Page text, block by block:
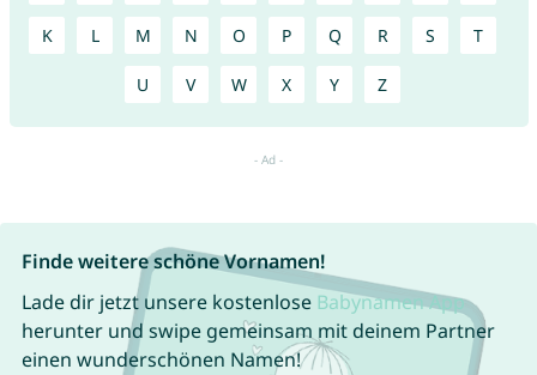
K L M N O P Q R S T
U V W X Y Z
Finde weitere schöne Vornamen!
Lade dir jetzt unsere kostenlose Babynamen App
herunter und swipe gemeinsam mit deinem Partner
einen wunderschönen Namen!